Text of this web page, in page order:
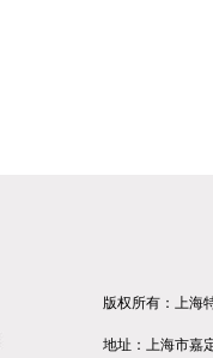
版权所有：上海
地址：上海市嘉